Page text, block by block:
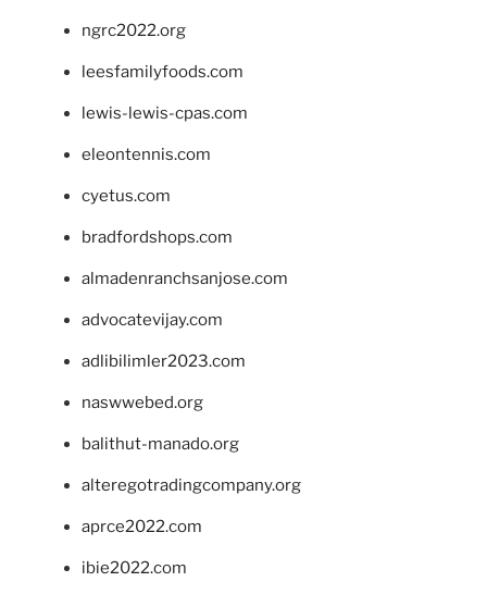
ngrc2022.org
leesfamilyfoods.com
lewis-lewis-cpas.com
eleontennis.com
cyetus.com
bradfordshops.com
almadenranchsanjose.com
advocatevijay.com
adlibilimler2023.com
naswwebed.org
balithut-manado.org
alteregotradingcompany.org
aprce2022.com
ibie2022.com